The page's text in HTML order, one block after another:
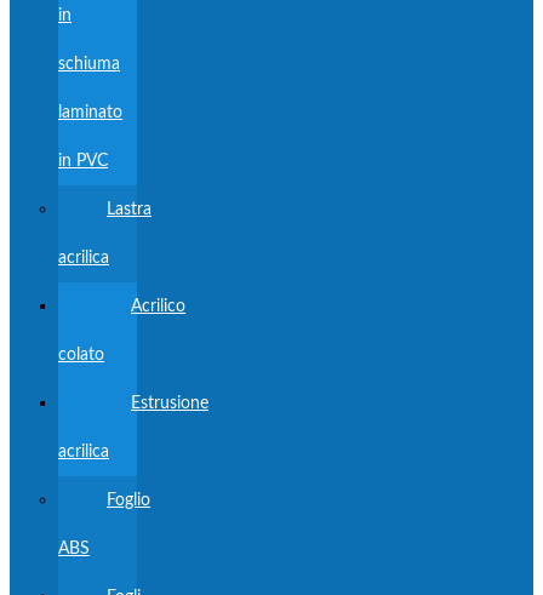
in
schiuma
laminato
in PVC
Lastra
acrilica
Acrilico
colato
Estrusione
acrilica
Foglio
ABS